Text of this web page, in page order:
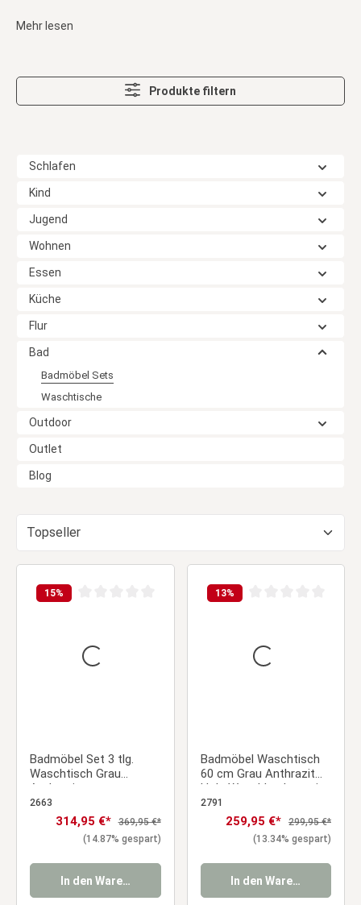
Mehr lesen
Produkte filtern
Schlafen
Kind
Jugend
Wohnen
Essen
Küche
Flur
Bad
Badmöbel Sets
Waschtische
Outdoor
Outlet
Blog
15%
Badmöbel Set 3 tlg.
Waschtisch Grau
Anthrazit
Badezimmermöbel
Waschbecken auf
Unterschrank 60 cm mit
LED Spiegel 2
Schubladen
Badkombination
2663
Verkaufspreis:
314,95 €* Regulärer Preis:
369,95 €*
(14.87% gespart)
In den Warenkorb
13%
Badmöbel Waschtisch
60 cm Grau Anthrazit
Holz Waschbecken mit
Unterschrank hängend 2
Schubladen
Badezimmer
Hängeschrank
2791
Verkaufspreis:
259,95 €* Regulärer Preis:
299,95 €*
(13.34% gespart)
In den Warenkorb